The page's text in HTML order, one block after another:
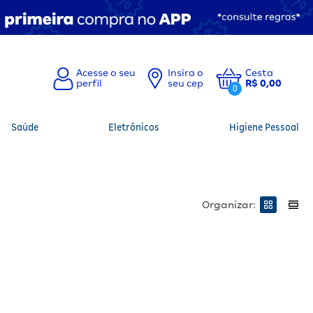
Insira o
seu cep
0
Cesta
R$ 0,00
Saúde Eletrônicos Higiene Pessoal
Organizar: